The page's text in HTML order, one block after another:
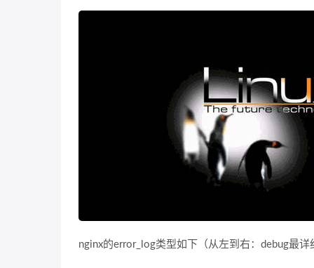
nginx的error_log类型如下（从左到右：debug最